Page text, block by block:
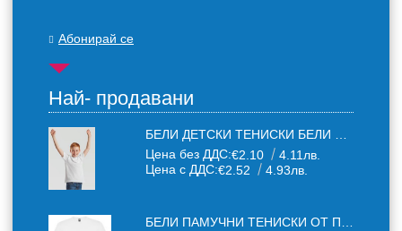
Абонирай се
Най- продавани
Цена без ДДС:€2.10
4.11лв.
Цена с ДДС:€2.52 4.93лв.